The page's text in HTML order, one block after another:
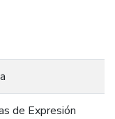
de Expresión